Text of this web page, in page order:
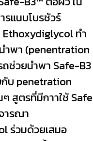
รแนบโบรชัวร์
ทำ
ำพา (penentration
ช่วยนำพา Safe-B3
บ penetration
สูตรที่มีกาาใช้
ารณา
ร่วมด้วยเสมอ